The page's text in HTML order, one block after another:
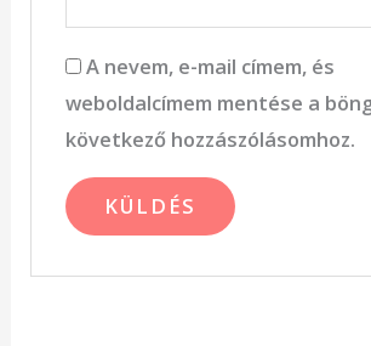
A nevem, e-mail címem, és
weboldalcímem mentése a
következő hozzászólásomhoz.